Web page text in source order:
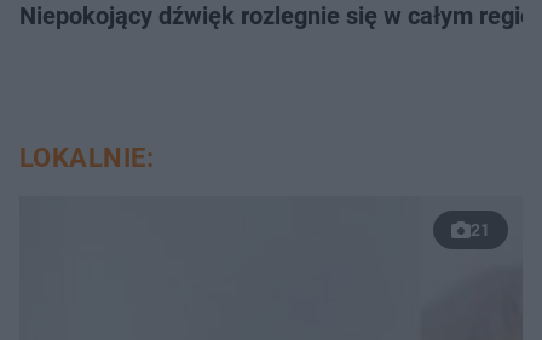
Niepokojący dźwięk rozlegnie się w całym
LOKALNIE:
21